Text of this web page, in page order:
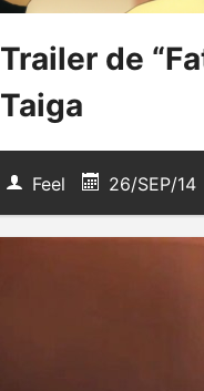
Trailer de
Taiga
Feel 26/SEP/14